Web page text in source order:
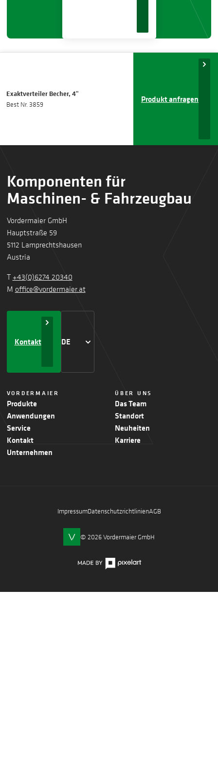
Exaktverteiler Becher, 4"
Best Nr. 3859
Produkt anfragen
Komponenten für
Maschinen- & Fahrzeugbau
Vordermaier GmbH
Hauptstraße 59
5112 Lamprechtshausen
Austria
T +43(0)6274 20340
M office@vordermaier.at
Kontakt DE
VORDERMAIER
Produkte
Anwendungen
Service
Kontakt
Unternehmen
ÜBER UNS
Das Team
Standort
Neuheiten
Karriere
ImpressumDatenschutzrichtlinienAGB
© 2026 Vordermaier GmbH